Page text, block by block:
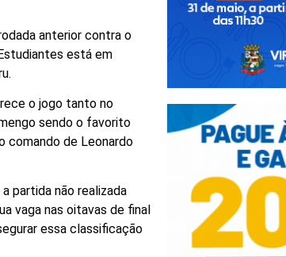
anterior contra o
está em
o jogo tanto no
sendo o favorito
comando de Leonardo
partida não realizada
vaga nas oitavas de final
essa classificação